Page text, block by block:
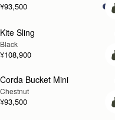
¥93,500
Kite Sling
Black
¥108,900
Corda Bucket Mini
Chestnut
¥93,500